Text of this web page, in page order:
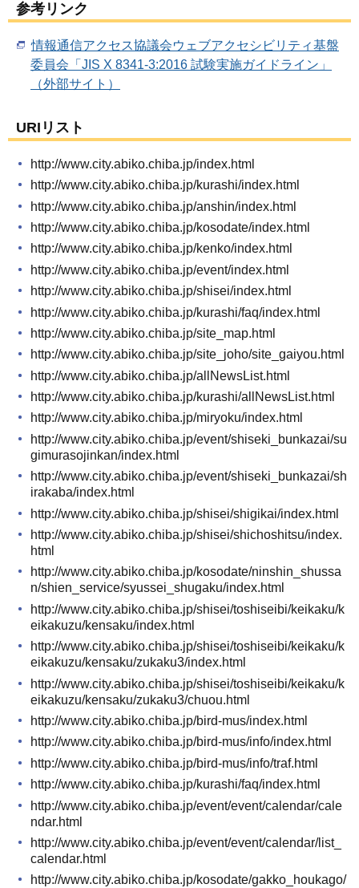
参考リンク
情報通信アクセス協議会ウェブアクセシビリティ基盤
委員会「JIS X 8341-3:2016 試験実施ガイドライン」
（外部サイト）
URIリスト
http://www.city.abiko.chiba.jp/index.html
http://www.city.abiko.chiba.jp/kurashi/index.html
http://www.city.abiko.chiba.jp/anshin/index.html
http://www.city.abiko.chiba.jp/kosodate/index.html
http://www.city.abiko.chiba.jp/kenko/index.html
http://www.city.abiko.chiba.jp/event/index.html
http://www.city.abiko.chiba.jp/shisei/index.html
http://www.city.abiko.chiba.jp/kurashi/faq/index.html
http://www.city.abiko.chiba.jp/site_map.html
http://www.city.abiko.chiba.jp/site_joho/site_gaiyou.html
http://www.city.abiko.chiba.jp/allNewsList.html
http://www.city.abiko.chiba.jp/kurashi/allNewsList.html
http://www.city.abiko.chiba.jp/miryoku/index.html
http://www.city.abiko.chiba.jp/event/shiseki_bunkazai/su
gimurasojinkan/index.html
http://www.city.abiko.chiba.jp/event/shiseki_bunkazai/sh
irakaba/index.html
http://www.city.abiko.chiba.jp/shisei/shigikai/index.html
http://www.city.abiko.chiba.jp/shisei/shichoshitsu/index.
html
http://www.city.abiko.chiba.jp/kosodate/ninshin_shussa
n/shien_service/syussei_shugaku/index.html
http://www.city.abiko.chiba.jp/shisei/toshiseibi/keikaku/k
eikakuzu/kensaku/index.html
http://www.city.abiko.chiba.jp/shisei/toshiseibi/keikaku/k
eikakuzu/kensaku/zukaku3/index.html
http://www.city.abiko.chiba.jp/shisei/toshiseibi/keikaku/k
eikakuzu/kensaku/zukaku3/chuou.html
http://www.city.abiko.chiba.jp/bird-mus/index.html
http://www.city.abiko.chiba.jp/bird-mus/info/index.html
http://www.city.abiko.chiba.jp/bird-mus/info/traf.html
http://www.city.abiko.chiba.jp/kurashi/faq/index.html
http://www.city.abiko.chiba.jp/event/event/calendar/cale
ndar.html
http://www.city.abiko.chiba.jp/event/event/calendar/list_
calendar.html
http://www.city.abiko.chiba.jp/kosodate/gakko_houkago/